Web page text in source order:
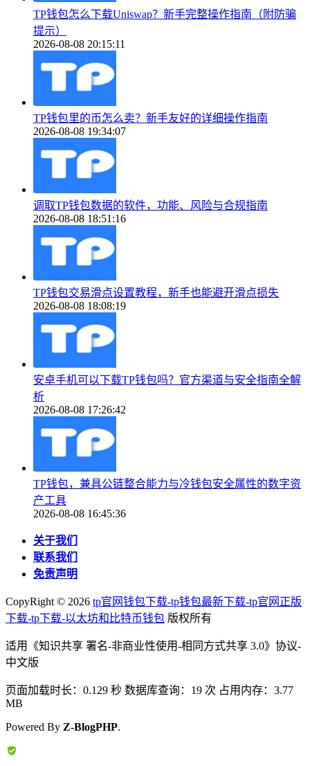
TP钱包怎么下载Uniswap？新手完整操作指南（附防骗
提示）
2026-08-08 20:15:11
TP钱包里的币怎么卖？新手友好的详细操作指南
2026-08-08 19:34:07
调取TP钱包数据的软件，功能、风险与合规指南
2026-08-08 18:51:16
TP钱包交易滑点设置教程，新手也能避开滑点损失
2026-08-08 18:08:19
安卓手机可以下载TP钱包吗？官方渠道与安全指南全解
析
2026-08-08 17:26:42
TP钱包，兼具公链整合能力与冷钱包安全属性的数字资
产工具
2026-08-08 16:45:36
关于我们
联系我们
免责声明
CopyRight © 2026 tp官网钱包下载-tp钱包最新下载-tp官网正版
下载-tp下载-以太坊和比特币钱包 版权所有
适用《知识共享 署名-非商业性使用-相同方式共享 3.0》协议-
中文版
页面加载时长：0.129 秒 数据库查询：19 次 占用内存：3.77
MB
Powered By Z-BlogPHP.